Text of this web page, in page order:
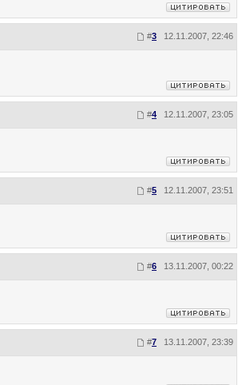
#3 12.11.2007, 22:46
#4 12.11.2007, 23:05
#5 12.11.2007, 23:51
#6 13.11.2007, 00:22
#7 13.11.2007, 23:39